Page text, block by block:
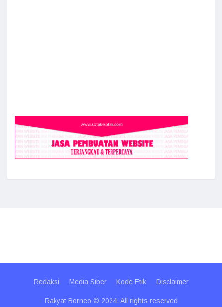
Redaksi Media Siber Kode Etik Disclaimer
Rakyat Borneo © 2024. All rights reserved